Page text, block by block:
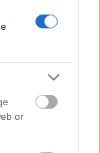
or
csak az
hogy az
és
Az első
Magyar